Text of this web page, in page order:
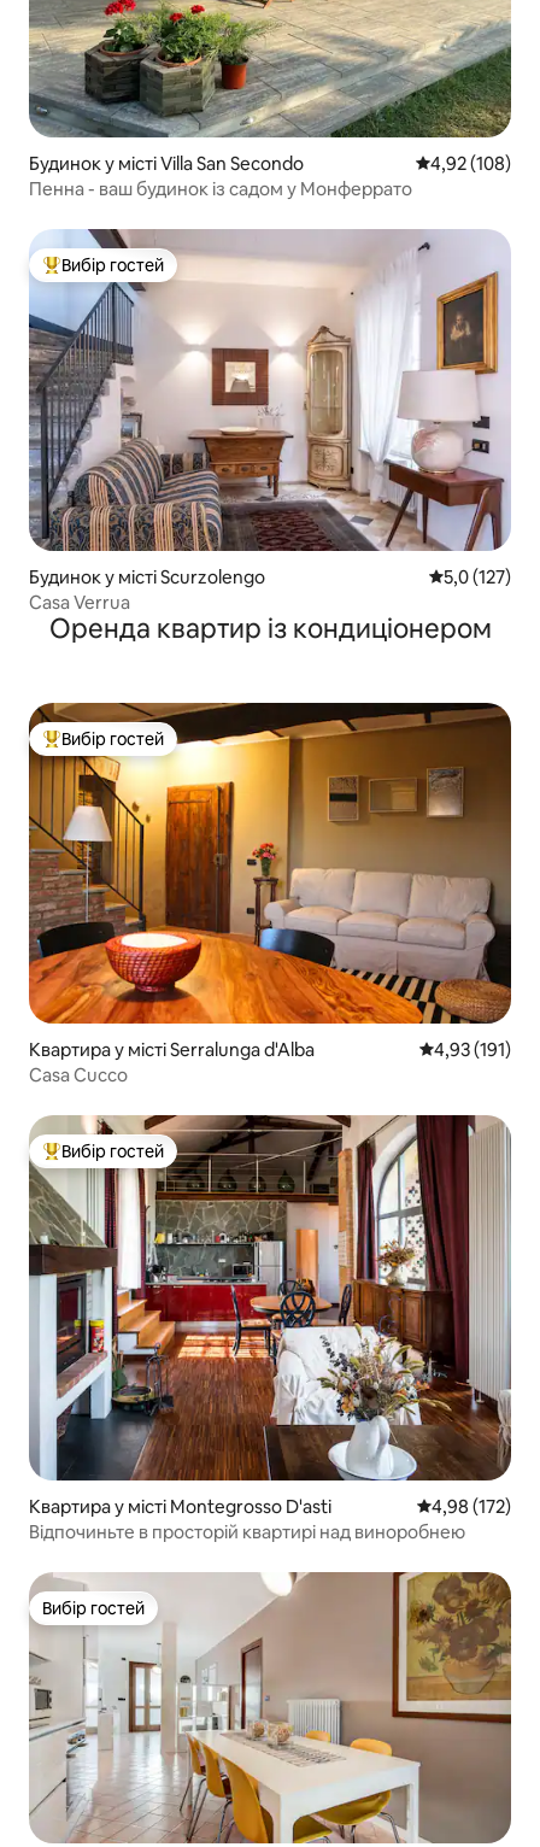
Будинок у місті Villa San Secondo Середня
4,92 (108)
Пенна - ваш будинок із садом у Монферрато
Топ вибір гостей
Вибір гостей
Будинок у місті Scurzolengo Середня
5,0 (127)
Casa Verrua
Оренда квартир із кондиціонером
Топ вибір гостей
Вибір гостей
Квартира у місті Serralunga d'Alba Середня
4,93 (191)
Casa Cucco
Топ вибір гостей
Вибір гостей
Квартира у місті Montegrosso D'asti Середня
4,98 (172)
Відпочиньте в просторій квартирі над виноробнею
Вибір гостей
Вибір гостей